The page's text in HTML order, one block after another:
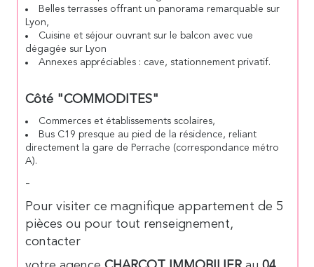
Belles terrasses offrant un panorama remarquable sur
Lyon,
Cuisine et séjour ouvrant sur le balcon avec vue
dégagée sur Lyon
Annexes appréciables : cave, stationnement privatif.
Côté "COMMODITES"
Commerces et établissements scolaires,
Bus C19 presque au pied de la résidence, reliant
directement la gare de Perrache (correspondance métro
A).
-
Pour visiter ce magnifique appartement de 5
pièces ou pour tout renseignement,
contacter